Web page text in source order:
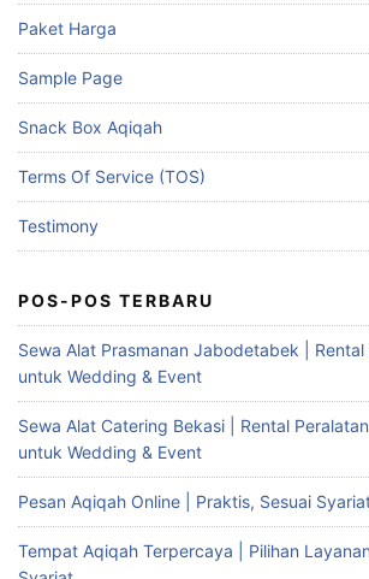
Paket Harga
Sample Page
Snack Box Aqiqah
Terms Of Service (TOS)
Testimony
POS-POS TERBARU
Sewa Alat Prasmanan Jabodetabek |
untuk Wedding & Event
Sewa Alat Catering Bekasi | Rental
untuk Wedding & Event
Pesan Aqiqah Online | Praktis, Sesuai
Tempat Aqiqah Terpercaya | Pilihan